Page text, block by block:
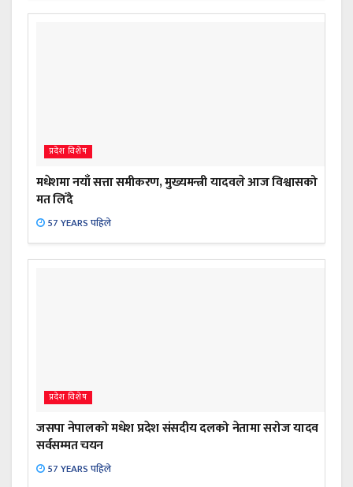
प्रदेश विशेष
मधेशमा नयाँ सत्ता समीकरण, मुख्यमन्त्री यादवले आज विश्वासको
मत लिँदै
57 YEARS पहिले
प्रदेश विशेष
जसपा नेपालको मधेश प्रदेश संसदीय दलको नेतामा सरोज यादव
सर्वसम्मत चयन
57 YEARS पहिले